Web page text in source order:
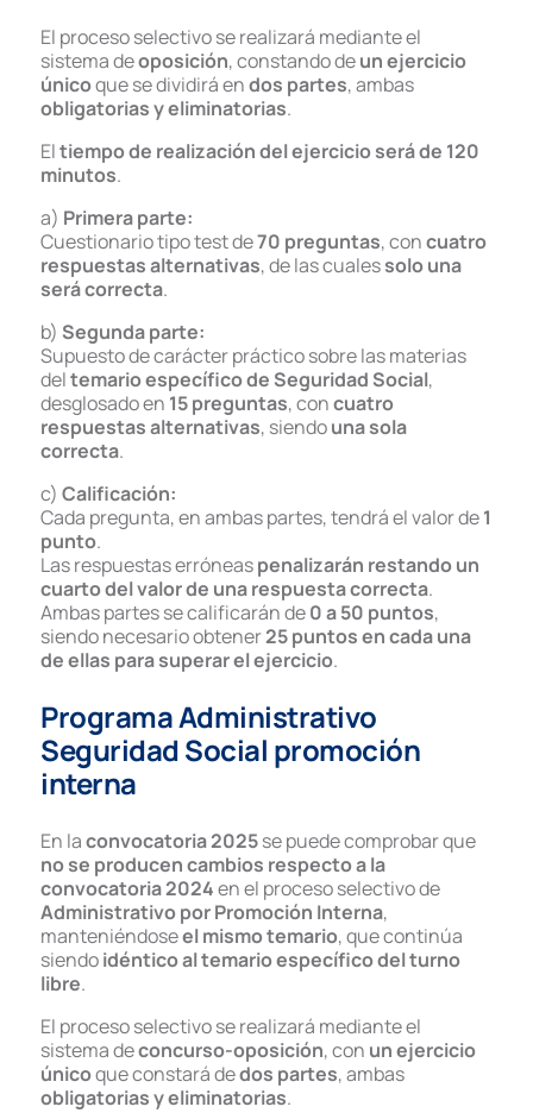
El proceso selectivo se realizará mediante el
sistema deoposición, constando deun ejercicio
únicoque se dividirá endos partes, ambas
obligatorias y eliminatorias.
Eltiempo de realización del ejercicio será de 120
minutos.
a) Primera parte:
Cuestionario tipo test de70 preguntas, concuatro
respuestas alternativas, de las cualessolo una
será correcta.
b) Segunda parte:
Supuesto de carácter práctico sobre las materias
deltemario específico de Seguridad Social,
desglosado en 15 preguntas, concuatro
respuestas alternativas, siendouna sola
correcta.
c) Calificación:
Cada pregunta, en ambas partes, tendrá el valor de1
punto.
Las respuestas erróneaspenalizarán restando un
cuarto del valor de una respuesta correcta.
Ambas partes se calificarán de0 a 50 puntos,
siendo necesario obtener25 puntos en cada una
de ellas para superar el ejercicio.
Programa Administrativo
Seguridad Social promoción
interna
En laconvocatoria 2025se puede comprobar que
no se producen cambios respecto a la
convocatoria 2024en el proceso selectivo de
Administrativo por Promoción Interna,
manteniéndoseel mismo temario, que continúa
siendoidéntico al temario específico del turno
libre.
El proceso selectivo se realizará mediante el
sistema deconcurso-oposición, con un ejercicio
únicoque constará dedos partes, ambas
obligatorias y eliminatorias.